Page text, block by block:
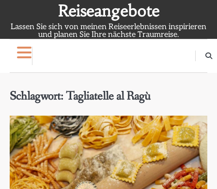
content
Reiseangebote
Lassen Sie sich von meinen Reiseerlebnissen inspirieren
und planen Sie Ihre nächste Traumreise.
Schlagwort:Tagliatelle al Ragù